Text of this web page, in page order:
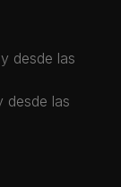
desde las
desde las